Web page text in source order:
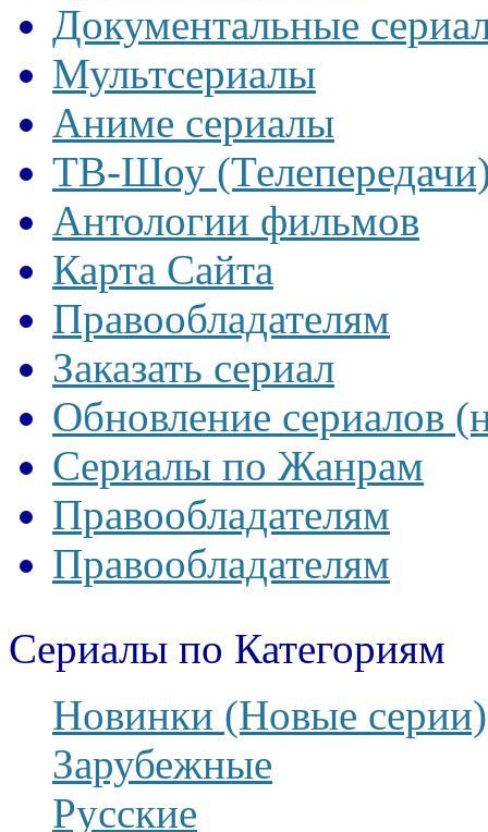
Документальные
Мультсериалы
Аниме сериалы
ТВ-Шоу
Антологии фильмов
Карта Сайта
Правообладателям
Заказать сериал
Обновление сериалов
Сериалы по Жанрам
Правообладателям
Правообладателям
Сериалы по Категориям
Новинки (Новые серии)
Зарубежные
Русские